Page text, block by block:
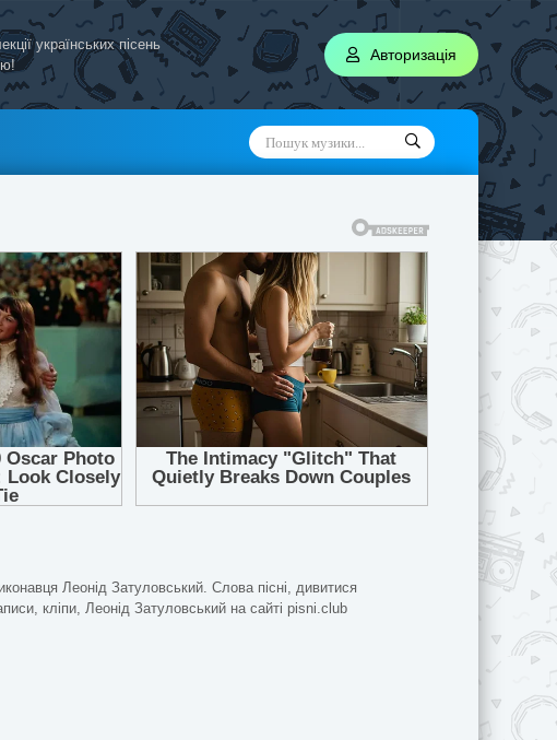
українських пісень
Авторизація
Леонід Затуловський. Слова пісні, дивитися
кліпи, Леонід Затуловський на сайті pisni.club